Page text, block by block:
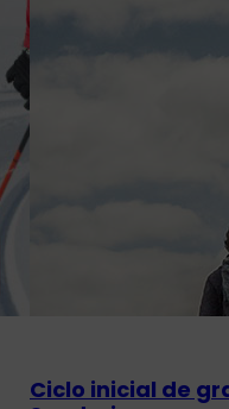
Ciclo inicial de